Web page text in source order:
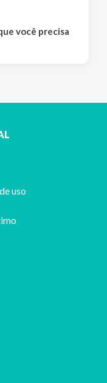
você precisa
uso